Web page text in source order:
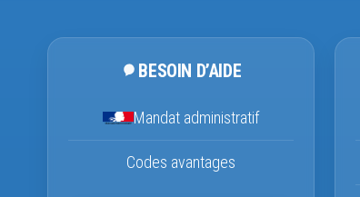
BESOIN D’AIDE
Mandat administratif
Codes avantages